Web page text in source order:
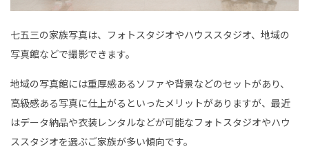
七五三の家族写真は、フォトスタジオやハウススタジオ、地域の
写真館などで撮影できます。
地域の写真館には重厚感あるソファや背景などのセットがあり、
高級感ある写真に仕上がるといったメリットがありますが、最近
はデータ納品や衣装レンタルなどが可能なフォトスタジオやハウ
ススタジオを選ぶご家族が多い傾向です。